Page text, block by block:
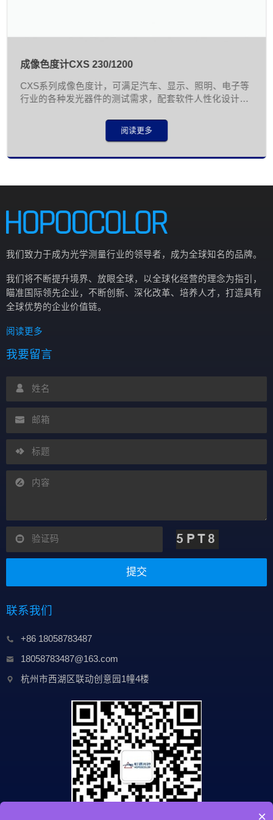
成像色度计CXS 230/1200
CXS系列成像色度计，可满足汽车、显示、照明、电子等
行业的各种发光器件的测试需求，配套软件人性化设计。
包含230万到2500万像素，可根据用户的使用场景及需求
选择不同的型号及配套16mm到50mm焦距的镜头，以实
阅读更多
我们致力于成为光学测量行业的领导者，成为全球知名的品牌。
我们将不断提升境界、放眼全球，以全球化经营的理念为指引，
瞄准国际领先企业，不断创新、深化改革、培养人才，打造具有
全球优势的企业价值链。
阅读更多
我要留言
提交
联系我们
+86 18058783487
18058783487@163.com
杭州市西湖区联动创意园1幢4楼
×